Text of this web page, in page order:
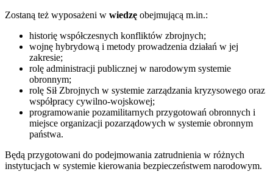
Zostaną też wyposażeni w wiedzę obejmującą m.in.:
historię współczesnych konfliktów zbrojnych;
wojnę hybrydową i metody prowadzenia działań w jej
zakresie;
rolę administracji publicznej w narodowym systemie
obronnym;
rolę Sił Zbrojnych w systemie zarządzania kryzysowego oraz
współpracy cywilno-wojskowej;
programowanie pozamilitarnych przygotowań obronnych i
miejsce organizacji pozarządowych w systemie obronnym
państwa.
Będą przygotowani do podejmowania zatrudnienia w różnych
instytucjach w systemie kierowania bezpieczeństwem narodowym.